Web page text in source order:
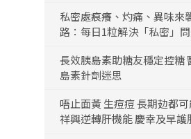
私密處痕癢、灼痛、異味來
路：每日1粒解決「私密」
長效胰島素助糖友穩定控糖
島素針劑迷思
唔止面黃 生痘痘 長期攰都
祥興逆轉肝機能 慶幸及早護